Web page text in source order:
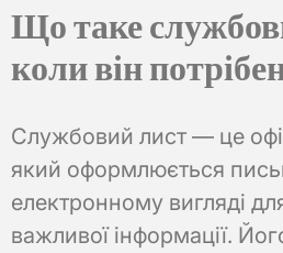
Що таке
коли він
Службовий лист — це
який оформлюється
електронному вигляді
важливої інформації.